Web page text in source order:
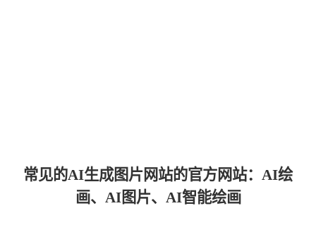
常见的AI生成图片网站的官方网站：AI绘
画、AI图片、AI智能绘画